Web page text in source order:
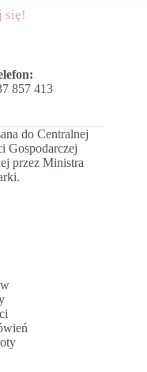
się!
857 413
do Centralnej
Gospodarczej
przez Ministra